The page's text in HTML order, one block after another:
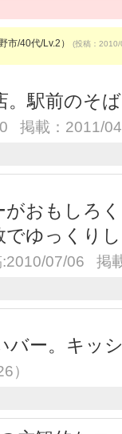
市/40代/Lv.2） (投稿：
駅前のそ
掲載：2011/
おもしろ
でゆっくり
:2010/07/06 掲
バー。キッ
）